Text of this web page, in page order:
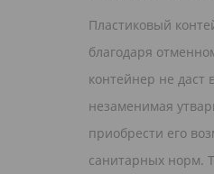
Пластиковый
благодаря
контейнер не
незаменимая
приобрести его
санитарных норм.